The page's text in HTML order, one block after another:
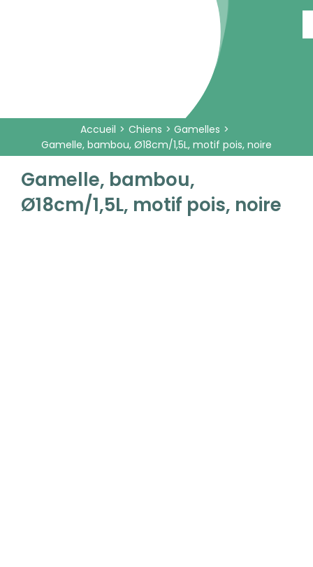
Accueil Chiens
Gamelles
Gamelle, bambou, Ø18cm/1,5L, motif pois, noire
Gamelle, bambou,
Ø18cm/1,5L, motif pois, noire